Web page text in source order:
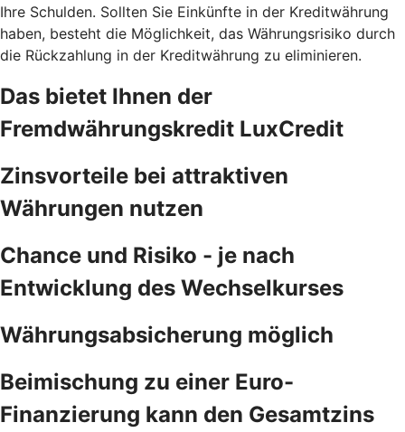
Ihre Schulden. Sollten Sie Einkünfte in der Kreditwährung
haben, besteht die Möglichkeit, das Währungsrisiko durch
die Rückzahlung in der Kreditwährung zu eliminieren.
Das bietet Ihnen der
Fremdwährungskredit LuxCredit
Zinsvorteile bei attraktiven
Währungen nutzen
Chance und Risiko - je nach
Entwicklung des Wechselkurses
Währungsabsicherung möglich
Beimischung zu einer Euro-
Finanzierung kann den Gesamtzins